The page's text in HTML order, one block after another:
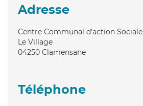
Adresse
Centre Communal d'action Sociale
Le Village
04250 Clamensane
Téléphone